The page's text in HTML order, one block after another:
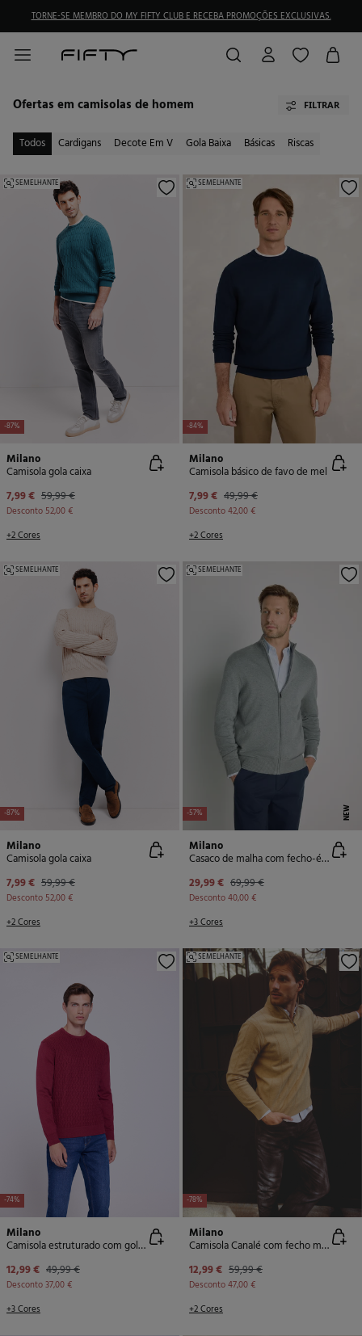
TORNE-SE MEMBRO DO MY FIFTY CLUB E RECEBA PROMOÇÕES EXCLUSIVAS.
Ofertas em camisolas de homem FILTRAR
Todos Cardigans Decote Em V Gola Baixa Básicas Riscas
-87%
SEMELHANTE
Milano
Camisola gola caixa
7,99 € 59,99 €
Desconto 52,00 €
+2 Cores
-84%
SEMELHANTE
Milano
Camisola básico de favo de mel
7,99 € 49,99 €
Desconto42,00 €
+2 Cores
-87%
SEMELHANTE
Milano
Camisola gola caixa
7,99 € 59,99 €
Desconto 52,00 €
+2 Cores
-57% NEW
SEMELHANTE
Milano
Casaco de malha com fecho-éclair
29,99 € 69,99 €
Desconto40,00 €
+3 Cores
-74%
SEMELHANTE
Milano
Camisola estruturado com gola redonda
12,99 € 49,99 €
Desconto37,00 €
+3 Cores
-78%
SEMELHANTE
Milano
Camisola Canalé com fecho médio
12,99 € 59,99 €
Desconto47,00 €
+2 Cores